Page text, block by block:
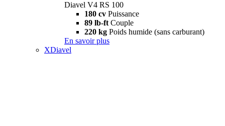
Diavel V4 RS 100
180 cv Puissance
89 lb-ft Couple
220 kg Poids humide (sans carburant)
En savoir plus
XDiavel